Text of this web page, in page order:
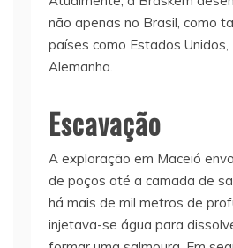
não apenas no Brasil, como
países como Estados Unidos,
Alemanha.
Escavação
A exploração em Maceió
de poços até a camada de
há mais de mil metros de
injetava-se água para